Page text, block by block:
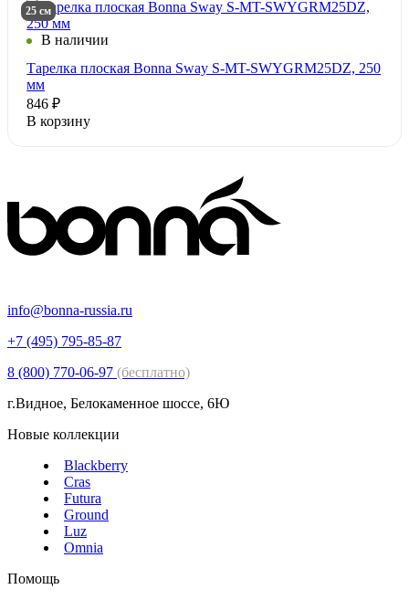
25 см
В наличии
Тарелка плоская Bonna Sway S-MT-SWYGRM25DZ, 250
мм
846 ₽
В корзину
info@bonna-russia.ru
+7 (495) 795-85-87
8 (800) 770-06-97 (бесплатно)
г.Видное, Белокаменное шоссе, 6Ю
Новые коллекции
Blackberry
Cras
Futura
Ground
Luz
Omnia
Помощь